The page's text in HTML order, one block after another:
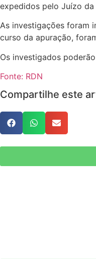
expedidos pelo Juízo da
As investigações foram
curso da apuração,
Os investigados
Fonte: RDN
Compartilhe este